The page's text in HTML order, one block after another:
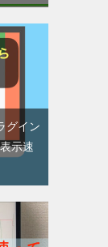
グイン
示速